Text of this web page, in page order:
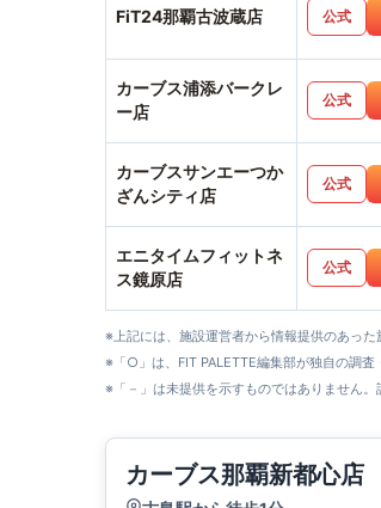
FiT24那覇古波蔵店 公式
カーブス浦添バークレ
ー店
公式
カーブスサンエーつか
ざんシティ店
公式
エニタイムフィットネ
ス鏡原店
公式
※上記には、施設運営者から情報提供のあった
※「○」は、FIT PALETTE編集部が独自の調査
※「－」は未提供を示すものではありません。
カーブス那覇新都心店